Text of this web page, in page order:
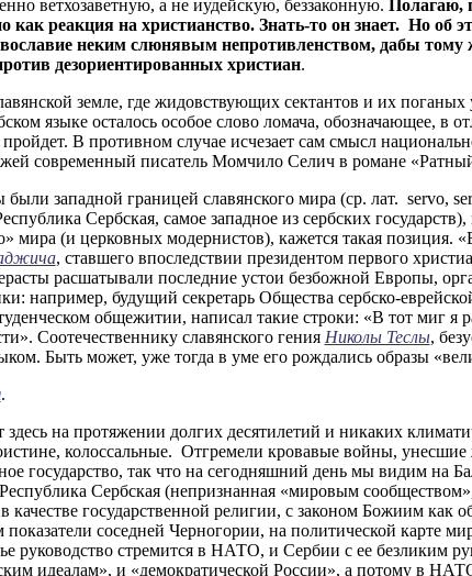
ветхозаветную, а не иудейскую, беззаконную. Полагаю,
как реакция на христианство. Знать-то он знает. Но об
неким слюнявым непротивленством, дабы
дезориентированных христиан.
земле, где жидовствующих сектантов и их
языке осталось особое слово ломача, обозначающее, в
пройдет. В противном случае исчезает сам смысл
современный писатель Момчило Селич в романе
были западной границей славянского мира (ср. лат. servo,
Сербская, самое западное из сербских
мира (и церковных модернистов), кажется такая
, ставшего впоследствии президентом первого
расшатывали последние устои безбожной Европы,
например, будущий секретарь Общества сербско-
общежитии, написал такие строки: «В тот миг
Соотечественнику славянского гения Николы Теслы,
Быть может, уже тогда в уме его рождались образы
.
здесь на протяжении долгих десятилетий и никаких
колоссальные. Отгремели кровавые войны, унесшие
государство, так что на сегодняшний день мы видим на
Сербская (непризнанная «мировым
качестве государственной религии, с законом Божиим
соседней Черногории, на политической карте
руководство стремится в НАТО, и Сербии с ее безликим
идеалам», и «демократической России», а потому в